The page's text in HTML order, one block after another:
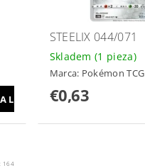
STEELIX 044/071
Skladem(1 pieza)
Marca: Pokémon TCG
€0,63
164